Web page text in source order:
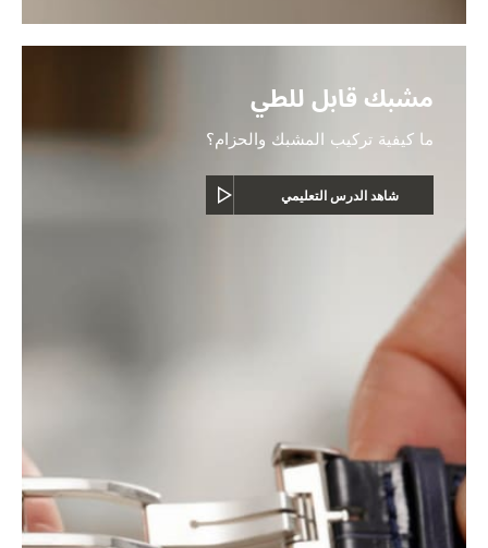
مشبك قابل للطي
ما كيفية تركيب المشبك والحزام؟
شاهد الدرس التعليمي